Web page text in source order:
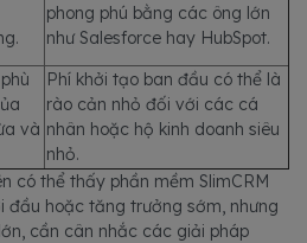
phong phú bằng các ông lớn
như Salesforce hay HubSpot.
và
Phí khởi tạo ban đầu có thể là
rào cản nhỏ đối với các cá
nhân hoặc hộ kinh doanh siêu
nhỏ.
có thể thấy phần mềm SlimCRM
đầu hoặc tăng trưởng sớm, nhưng
cần cân nhắc các giải pháp